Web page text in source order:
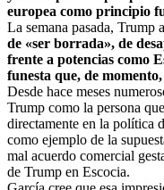
europea como principio
La semana pasada, Trump
de «ser borrada», de
frente a potencias como
funesta que, de
Desde hace meses
Trump como la persona
directamente en la política
como ejemplo de la
mal acuerdo comercial
de Trump en Escocia.